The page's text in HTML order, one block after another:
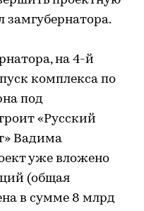
замгубернатора.
на 4-й
комплекса по
под
«Русский
Вадима
уже вложено
(общая
в сумме 8 млрд